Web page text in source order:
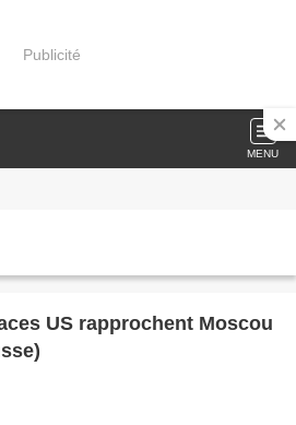
Publicité
MENU
US rapprochent Moscou